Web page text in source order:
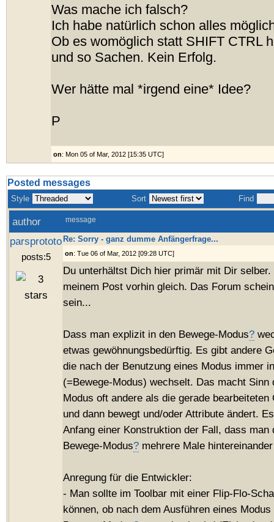
Was mache ich falsch?
Ich habe natürlich schon alles
Ob es womöglich statt SHIFT CTRL
und so Sachen. Kein Erfolg.
Wer hätte mal *irgend eine* Idee?
P
on: Mon 05 of Mar, 2012 [15:35 UTC]
Posted messages
Style Sort Find
author message
parsprototo
posts:5
Re: Sorry - ganz dumme Anfängerfrage...
on: Tue 06 of Mar, 2012 [09:28 UTC]
Du unterhältst Dich hier primär mit Dir
meinem Post vorhin gleich. Das Forum
sein...
Dass man explizit in den Bewege-Modus?
etwas gewöhnungsbedürftig. Es gibt andere
die nach der Benutzung eines Modus immer
(=Bewege-Modus) wechselt. Das macht Sinn
Modus oft andere als die gerade
und dann bewegt und/oder Attribute ändert.
Anfang einer Konstruktion der Fall, dass man
Bewege-Modus? mehrere Male
Anregung für die Entwickler:
- Man sollte im Toolbar mit einer Flip-Flo-
können, ob nach dem Ausführen eines